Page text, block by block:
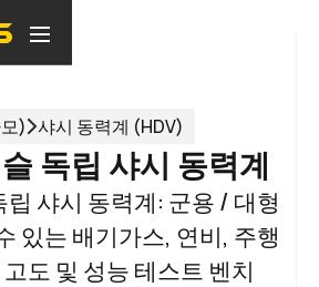
) 샤시 동력계 (HDV)
독립 샤시 동력계
샤시 동력계: 군용 / 대형
있는 배기가스, 연비, 주행
도 및 성능 테스트 벤치